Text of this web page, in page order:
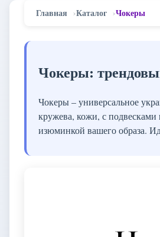
Главная Каталог Чокеры
Чокеры:
Чокеры – универсальное
кружева, кожи, с подвесками
изюминкой вашего образа.